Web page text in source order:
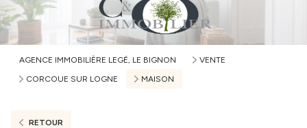
AGENCE IMMOBILIÈRE LEGÉ, LE BIGNON
VENTE
CORCOUE SUR LOGNE
MAISON
RETOUR